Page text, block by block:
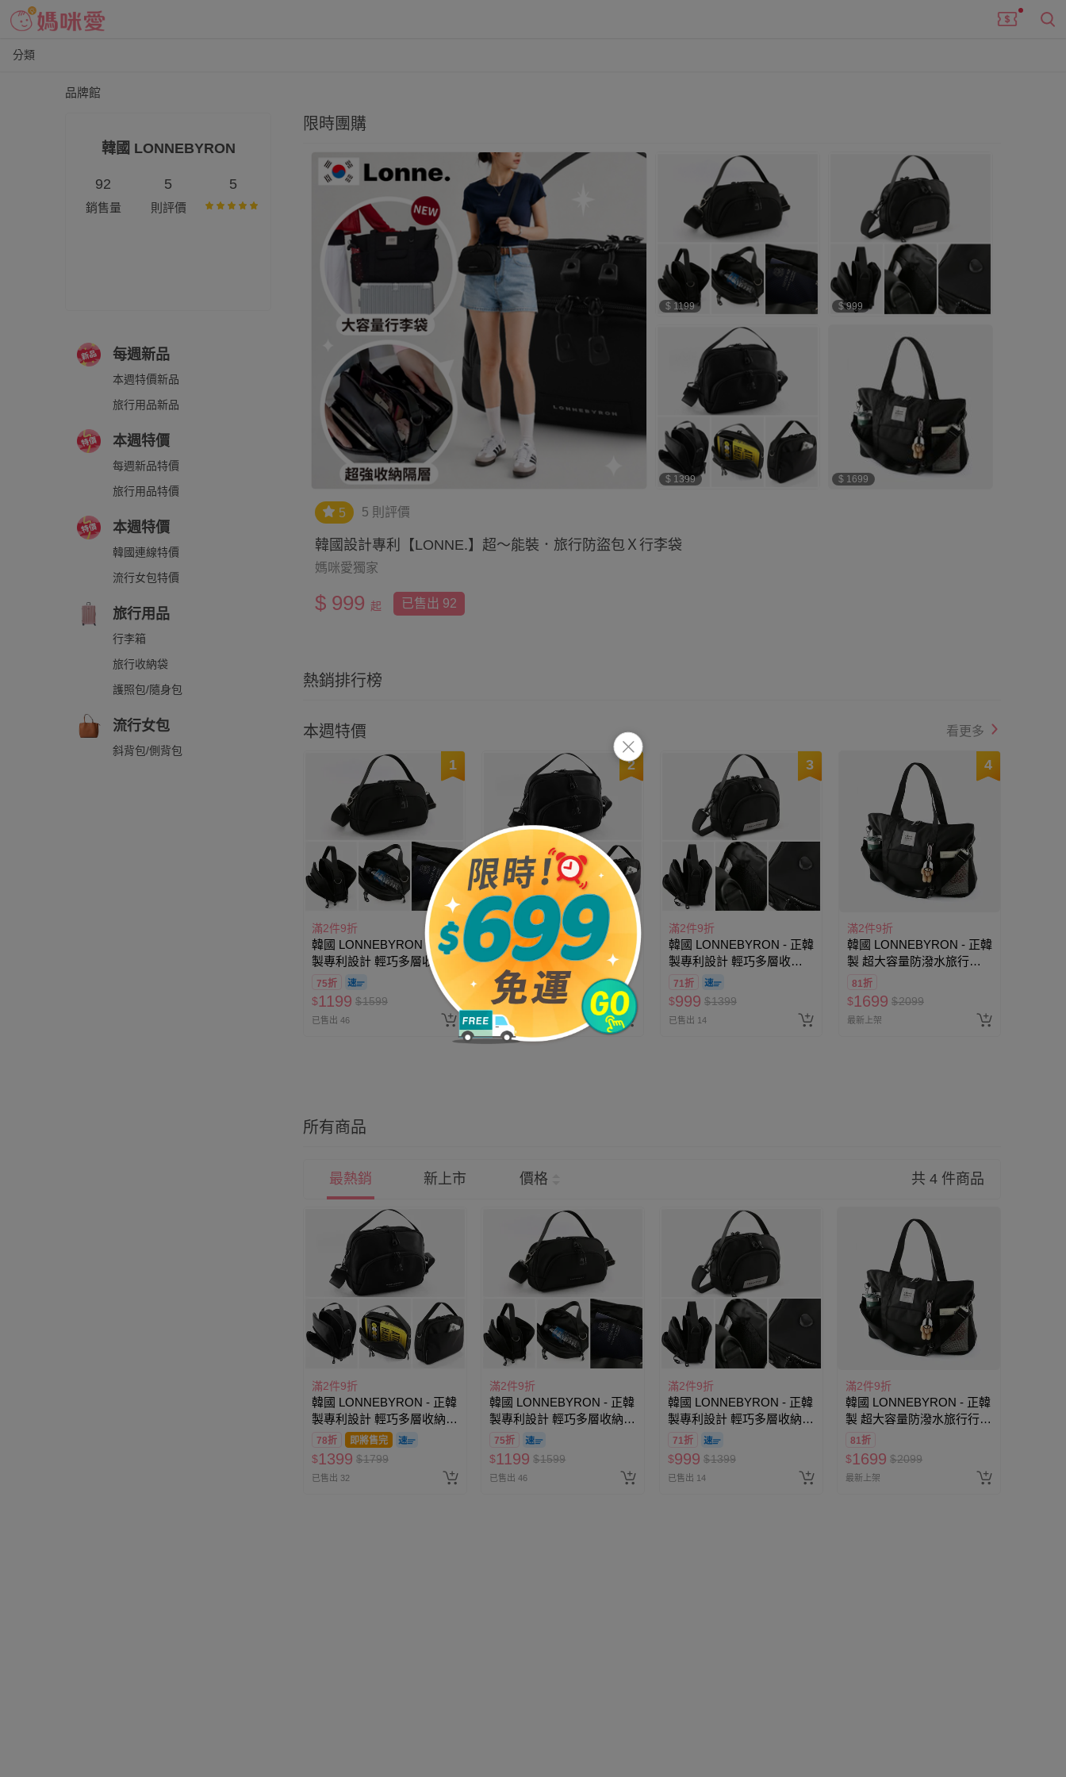
分類
品牌館
韓國 LONNEBYRON
92
銷售量
5
則評價
5
每週新品
本週特價新品
旅行用品新品
本週特價
每週新品特價
旅行用品特價
本週特價
韓國連線特價
流行女包特價
旅行用品
行李箱
旅行收納袋
護照包/隨身包
流行女包
斜背包/側背包
限時團購
$ 1199
$ 1399
$ 999
$ 1699
5 5 則評價
韓國設計專利【LONNE.】超～能裝．旅行防盜包Ｘ行李袋
媽咪愛獨家
$ 999 起 已售出 92
熱銷排行榜
本週特價 看更多
1
滿2件9折
韓國 LONNEBYRON - 正韓
製專利設計 輕巧多層收納
旅行防盜斜背包(送防盜扣
環)-中-黑 (23.5x14x7cm)
75折
$1199 $1599
已售出 46
2
滿2件9折
韓國 LONNEBYRON - 正韓
製專利設計 輕巧多層收納
旅行防盜斜背包(送防盜扣
環)-大-黑 (25.5x20x7cm)
78折 即將售完
$1399 $1799
已售出 32
3
滿2件9折
韓國 LONNEBYRON - 正韓
製專利設計 輕巧多層收納
旅行防盜斜背包(送防盜扣
環)-小-黑
(19.5x13.5x6.5cm)
71折
$999 $1399
已售出 14
4
滿2件9折
韓國 LONNEBYRON - 正韓
製 超大容量防潑水旅行行
李袋(附防盜扣環+斜背背
帶)-黑 (60x37x17cm)
81折
$1699 $2099
最新上架
所有商品
最熱銷 新上市 價格 共 4 件商品
滿2件9折
韓國 LONNEBYRON - 正韓
製專利設計 輕巧多層收納旅
行防盜斜背包(送防盜扣環)-
大-黑 (25.5x20x7cm)
78折 即將售完
$1399 $1799
已售出 32
滿2件9折
韓國 LONNEBYRON - 正韓
製專利設計 輕巧多層收納旅
行防盜斜背包(送防盜扣環)-
中-黑 (23.5x14x7cm)
75折
$1199 $1599
已售出 46
滿2件9折
韓國 LONNEBYRON - 正韓
製專利設計 輕巧多層收納旅
行防盜斜背包(送防盜扣環)-
小-黑 (19.5x13.5x6.5cm)
71折
$999 $1399
已售出 14
滿2件9折
韓國 LONNEBYRON - 正韓
製 超大容量防潑水旅行行李
袋(附防盜扣環+斜背背帶)-
黑 (60x37x17cm)
81折
$1699 $2099
最新上架